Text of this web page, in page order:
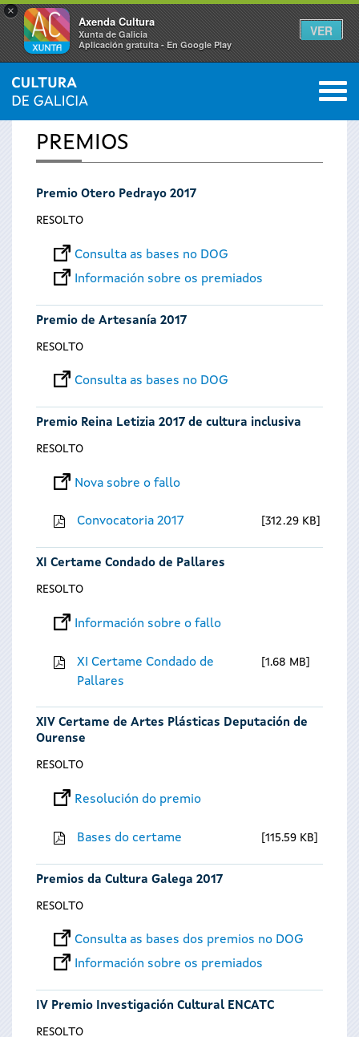
×
Axenda Cultura
Xunta de Galicia
Aplicación gratuíta - En Google Play
VER
Vostede
está
aquí
INICIO 0
PREMIOS
Premio Otero Pedrayo 2017
RESOLTO
Consulta as bases no DOG
Información sobre os premiados
Premio de Artesanía 2017
RESOLTO
Consulta as bases no DOG
Premio Reina Letizia 2017 de cultura inclusiva
RESOLTO
Nova sobre o fallo
Convocatoria 2017 312.29 KB
XI Certame Condado de Pallares
RESOLTO
Información sobre o fallo
XI Certame Condado de
Pallares
1.68 MB
XIV Certame de Artes Plásticas Deputación de
Ourense
RESOLTO
Resolución do premio
Bases do certame 115.59 KB
Premios da Cultura Galega 2017
RESOLTO
Consulta as bases dos premios no DOG
Información sobre os premiados
IV Premio Investigación Cultural ENCATC
RESOLTO